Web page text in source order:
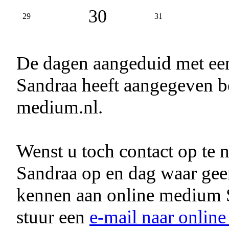
29 30 31
De dagen aangeduid met
Sandraa heeft aangegeven
medium.nl.
Wenst u toch contact op te
Sandraa op en dag waar
kennen aan online medium
stuur een e-mail naar